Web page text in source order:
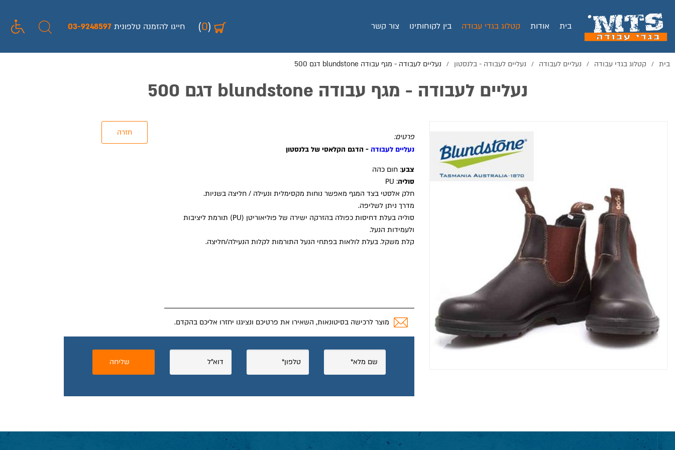
בית אודות קטלוג בגדי עבודה בין לקוחותינו צור קשר חייגו להזמנה טלפונית 03-9248597 (0)
בית / קטלוג בגדי עבודה / נעליים לעבודה / נעליים לעבודה - בלנסטון / נעליים לעבודה - מגף עבודה blundstone דגם 500
נעליים לעבודה - מגף עבודה blundstone דגם 500
פרטים:
נעליים לעבודה - הדגם הקלאסי של בלנסטון
צבע: חום כהה
סוליה: PU
חלק אלסטי בצד המגף מאפשר נוחות מקסימלית ונעילה / חליצה בשניות.
מדרך ניתן לשליפה.
סוליה בעלת דחיסות כפולה בהזרקה ישירה של פוליאוריטן (PU) תורמת ליציבות
ולעמידות הנעל.
קלת משקל. בעלת לולאות בפתחי הנעל התורמות לקלות הנעילה/חליצה.
מוצר לרכישה בסיטונאות, השאירו את פרטיכם ונציגנו יחזרו אליכם בהקדם.